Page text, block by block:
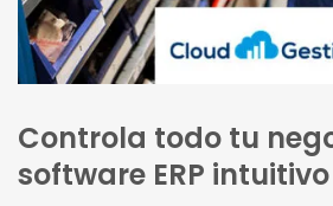
Controla todo tu
software ERP